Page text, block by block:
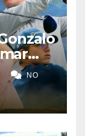
en
NO